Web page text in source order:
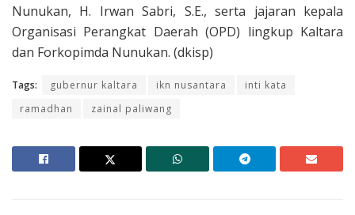
Nunukan, H. Irwan Sabri, S.E., serta jajaran kepala
Organisasi Perangkat Daerah (OPD) lingkup Kaltara
dan Forkopimda Nunukan. (dkisp)
Tags: gubernur kaltara ikn nusantara
inti kata
ramadhan
zainal paliwang